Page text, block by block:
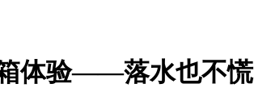
箱体验——落水也不慌